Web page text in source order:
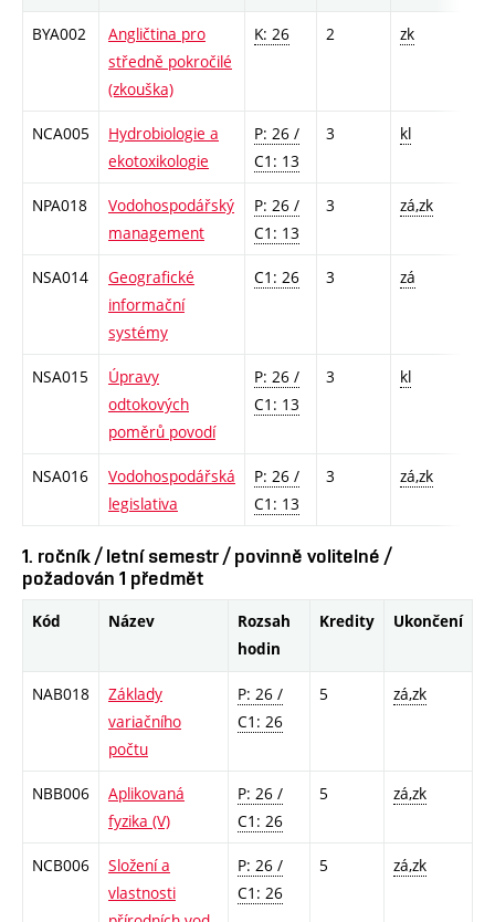
BYA002
Angličtina pro
středně pokročilé
(zkouška)
K: 26 2 zk
NCA005
Hydrobiologie a
ekotoxikologie
P: 26 /
C1: 13
3 kl
NPA018
Vodohospodářský
management
P: 26 /
C1: 13
3 zá,zk
NSA014
Geografické
informační
systémy
C1: 26 3 zá
NSA015
Úpravy
odtokových
poměrů povodí
P: 26 /
C1: 13
3 kl
NSA016
Vodohospodářská
legislativa
P: 26 /
C1: 13
3 zá,zk
1. ročník / letní semestr / povinně volitelné /
požadován 1 předmět
Kód Název
Rozsah
hodin
Kredity Ukončení
NAB018
Základy
variačního
počtu
P: 26 /
C1: 26
5 zá,zk
NBB006
Aplikovaná
fyzika (V)
P: 26 /
C1: 26
5 zá,zk
NCB006
Složení a
vlastnosti
P: 26 /
C1: 26
5 zá,zk